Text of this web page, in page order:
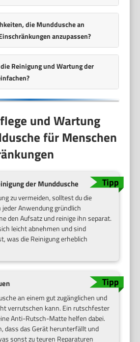
die Munddusche an
anzupassen?
Reinigung und Wartung der
und Wartung
für Menschen
der Munddusche
zu vermeiden, solltest du die
Anwendung gründlich
den Aufsatz und reinige ihn separat.
leicht abnehmen und sind
was die Reinigung erheblich
an einem gut zugänglichen und
verrutschen kann. Ein rutschfester
Anti-Rutsch-Matte helfen dabei.
dass das Gerät herunterfällt und
sonst zu teuren Reparaturen